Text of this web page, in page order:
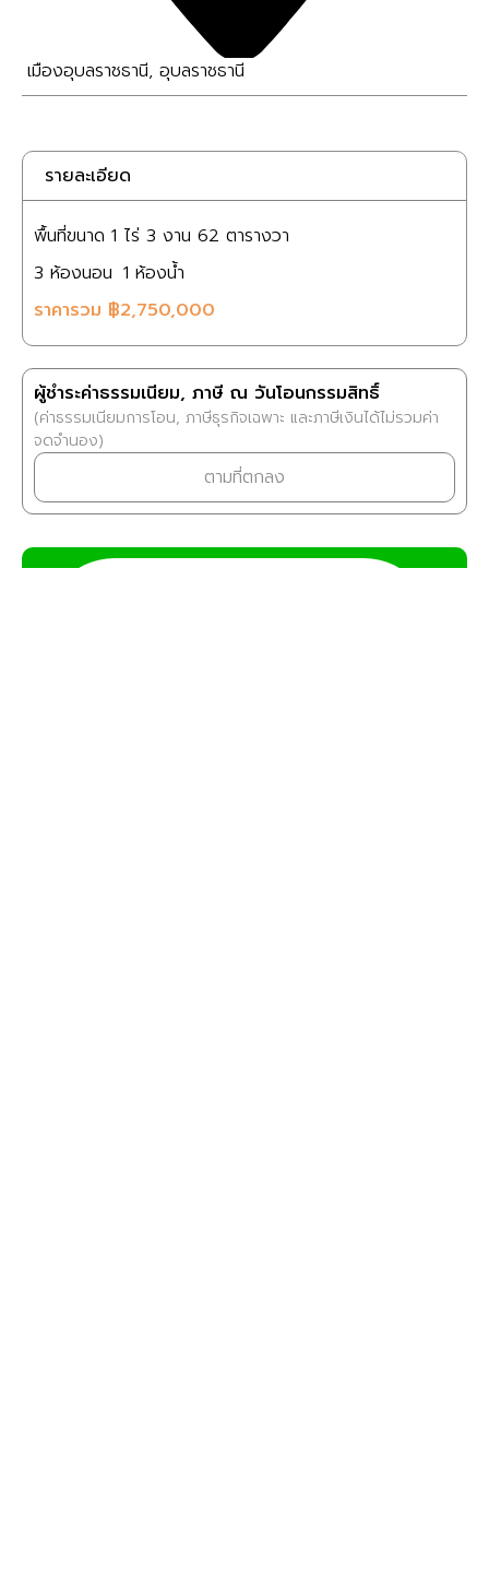
เมืองอุบลราชธานี, อุบลราชธานี
รายละเอียด
พื้นที่ขนาด 1 ไร่ 3 งาน 62 ตารางวา
3 ห้องนอน 1 ห้องน้ำ
ราคารวม ฿2,750,000
ผู้ชำระค่าธรรมเนียม, ภาษี ณ วันโอนกรรมสิทธิ์
(ค่าธรรมเนียมการโอน, ภาษีธุรกิจเฉพาะ และภาษีเงินได้ไม่รวมค่า
จดจำนอง)
ตามที่ตกลง